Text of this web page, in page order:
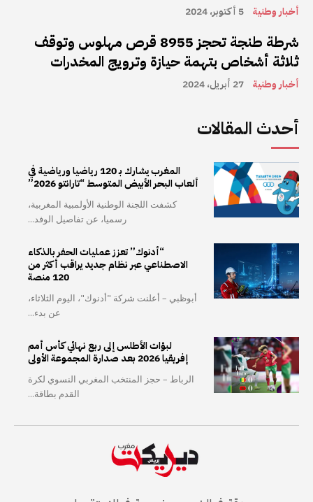
أخبار وطنية 5 أكتوبر، 2024
شرطة طنجة تحجز 8955 قرص مهلوس وتوقف
ثلاثة أشخاص بتهمة حيازة وترويج المخدرات
أخبار وطنية 27 أبريل، 2024
أحدث المقالات
المغرب يشارك بـ 120 رياضيا ورياضية في
ألعاب البحر الأبيض المتوسط “تارانتو 2026”
كشفت اللجنة الوطنية الأولمبية المغربية،
رسميا، عن تفاصيل الوفد...
“أدنوك” تعزز عمليات الحفر بالذكاء
الاصطناعي عبر نظام جديد يراقب أكثر من
120 منصة
أبوظبي – أعلنت شركة "أدنوك"، اليوم الثلاثاء،
عن بدء...
لبؤات الأطلس إلى ربع نهائي كأس أمم
إفريقيا 2026 بعد صدارة المجموعة الأولى
الرباط – حجز المنتخب المغربي النسوي لكرة
القدم بطاقة...